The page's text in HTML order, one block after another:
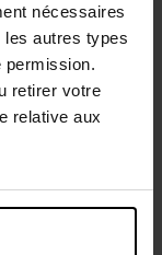
nécessaires
les autres types
permission.
retirer votre
relative aux